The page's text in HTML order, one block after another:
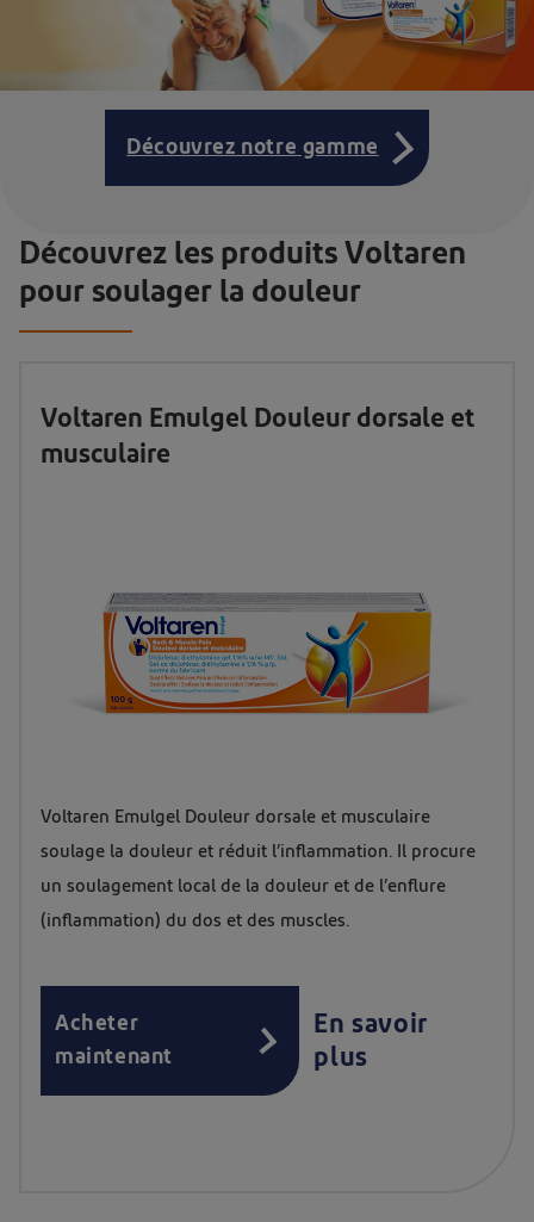
Découvrez notre gamme
Découvrez les produits Voltaren
pour soulager la douleur
Voltaren Emulgel Douleur dorsale et
musculaire
Voltaren Emulgel Douleur dorsale et musculaire
soulage la douleur et réduit l’inflammation. Il procure
un soulagement local de la douleur et de l’enflure
(inflammation) du dos et des muscles.
Acheter
maintenant
En savoir
plus